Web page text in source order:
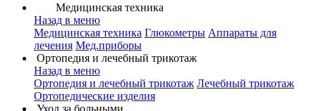
Медицинская техника
Назад в меню
Медицинская техника Глюкометры Аппараты для
лечения Мед.приборы
Ортопедия и лечебный трикотаж
Назад в меню
Ортопедия и лечебный трикотаж Лечебный трикотаж
Ортопедические изделия
Уход за больными